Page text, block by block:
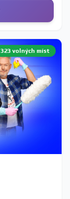
323 volných míst